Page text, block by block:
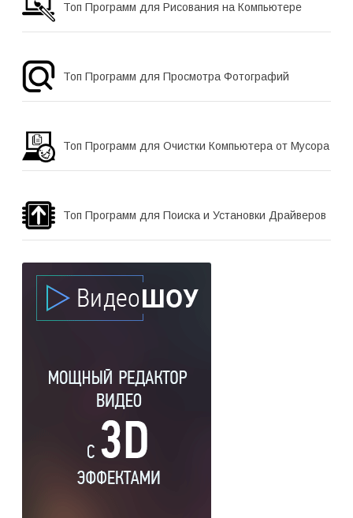
Топ Программ для Рисования на Компьютере
Топ Программ для Просмотра Фотографий
Топ Программ для Очистки Компьютера от Мусора
Топ Программ для Поиска и Установки Драйверов